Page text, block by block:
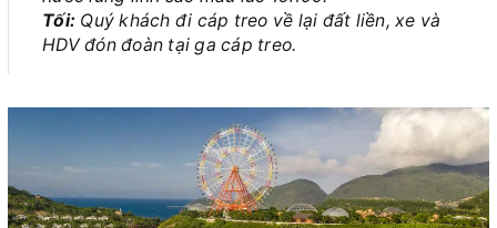
Tối: Quý khách đi cáp treo về lại đất liền, xe và
HDV đón đoàn tại ga cáp treo.